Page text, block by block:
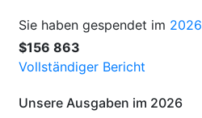
Sie haben gespendet im 2026
$156 863
Vollständiger Bericht
Unsere Ausgaben im 2026